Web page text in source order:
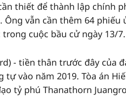
thiết để thành lập chính
vẫn cần thêm 64 phiếu
cuộc bầu cử ngày 13/7.
- tiền thân trước đây của
vào năm 2019. Tòa án
tỷ phú Thanathorn